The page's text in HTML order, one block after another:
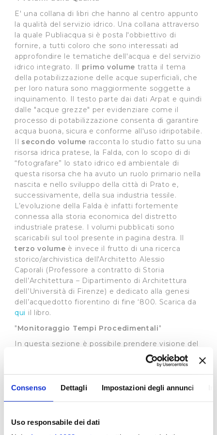
Consenso Dettagli Impostazioni degli annunci
Uso responsabile dei dati
E' una collana di libri che hanno al centro appunto
la qualità del servizio idrico. Una collana attraverso
la quale Publiacqua si è posta l'obbiettivo di
fornire, a tutti coloro che sono interessati ad
approfondire le tematiche dell'acqua e del servizio
idrico integrato. Il primo volume tratta il tema
della potabilizzazione delle acque superficiali, che
per loro natura sono maggiormente soggette a
inquinamento. Il testo parte dai dati Arpat e quindi
dalle "acque grezze" per evidenziare come il
processo di potabilizzazione consenta di garantire
acqua buona, sicura e conforme all'uso idripotabile.
Il secondo volume racconta lo studio fatto su una
risorsa idrica pratese, la Falda, con lo scopo di di
“fotografare” lo stato idrico ed ambientale di
questa risorsa che ha avuto un ruolo primario nella
nascita e nello sviluppo della città di Prato e,
successivamente, della sua industria tessile.
L’evoluzione della Falda è infatti fortemente
connessa alla storia economica del distretto
industriale pratese. I volumi pubblicati sono
scaricabili sul tool presente in pagina destra. Il
terzo volume è invece il frutto di una ricerca
storico/archivistica dell'Architetto Alessio
Caporali (Professore a contratto di Storia
dell’Architettura – Dipartimento di Architettura
dell’Università di Firenze) e dedicato alla genesi
dell’acquedotto fiorentino di fine ‘800. Scarica da
qui il libro.
"Monitoraggio Tempi Procedimentali"
In questa sezione è possibile prendere visione del
grado di rispetto da parte del gestore dei tempi
previsti per le varie prestazioni dalla Carta del
Servizio (visualizza)
Standard di Qualità
Ambiente ha stabilito standard di qualità uguali
per tutto il territorio nazionale prevedendo la